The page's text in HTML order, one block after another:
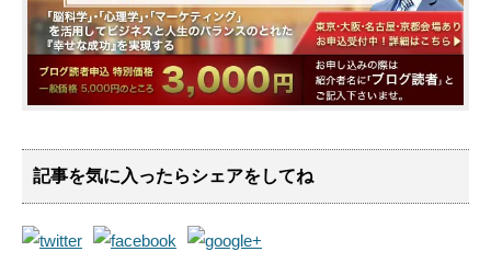
記事を気に入ったらシェアをしてね